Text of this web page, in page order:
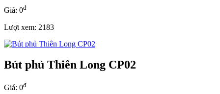
Giá: 0đ
Lượt xem: 2183
Bút phủ Thiên Long CP02
Giá: 0đ